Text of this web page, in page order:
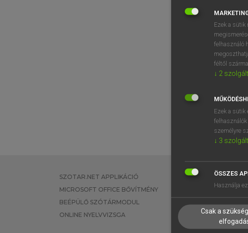
SZOTAR.NET APPLIKÁCIÓ
MICROSOFT OFFICE BŐVÍTMÉNY
BEÉPÜLŐ SZÓTÁRMODUL
ONLINE NYELVVIZSGA
EGYÉNI
TANULÓKNAK
VÁLLALATI
Ezek a sütik
felhasználó
féltől
↓ 2
Ezek a sütik
személyre
↓ 3
ÖSSZES
Használja
Csak a